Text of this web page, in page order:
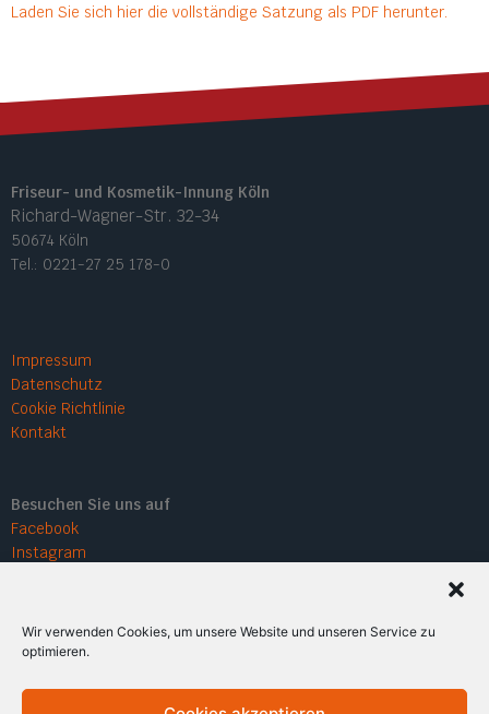
Wir verwenden Cookies, um unsere Website und unseren Service zu
optimieren.
Laden Sie sich hier die vollständige Satzung als PDF herunter.
Friseur- und Kosmetik-Innung Köln
Richard-Wagner-Str. 32-34
50674 Köln
Tel.: 0221-27 25 178-0
Impressum
Datenschutz
Cookie Richtlinie
Kontakt
Besuchen Sie uns auf
Facebook
Instagram